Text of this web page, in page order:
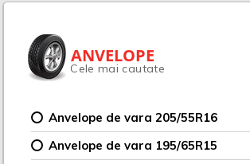
ANVELOPE
Cele mai cautate
Anvelope de vara 205/55R16
Anvelope de vara 195/65R15